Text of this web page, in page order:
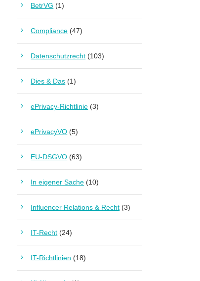
BetrVG (1)
Compliance (47)
Datenschutzrecht (103)
Dies & Das (1)
ePrivacy-Richtlinie (3)
ePrivacyVO (5)
EU-DSGVO (63)
In eigener Sache (10)
Influencer Relations & Recht (3)
IT-Recht (24)
IT-Richtlinien (18)